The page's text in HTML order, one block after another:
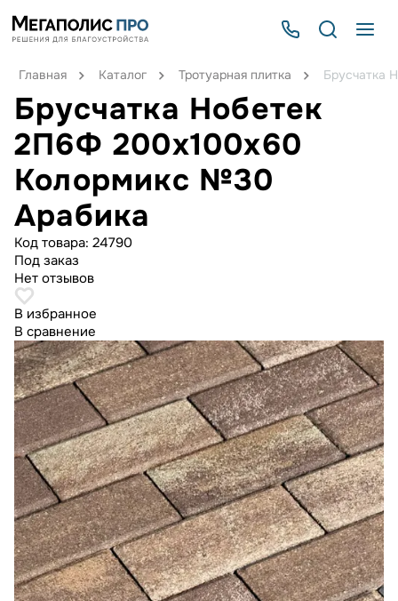
Главная Каталог Тротуарная плитка Брусчатка
Брусчатка Нобетек
2П6Ф 200x100x60
Колормикс №30
Арабика
Код товара: 24790
Под заказ
Нет отзывов
В избранное
В сравнение